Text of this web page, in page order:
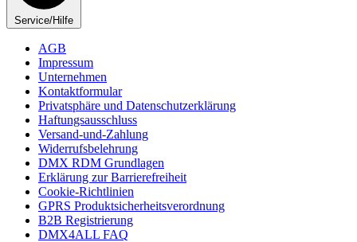
Service/Hilfe
AGB
Impressum
Unternehmen
Kontaktformular
Privatsphäre und Datenschutzerklärung
Haftungsausschluss
Versand-und-Zahlung
Widerrufsbelehrung
DMX RDM Grundlagen
Erklärung zur Barrierefreiheit
Cookie-Richtlinien
GPRS Produktsicherheitsverordnung
B2B Registrierung
DMX4ALL FAQ